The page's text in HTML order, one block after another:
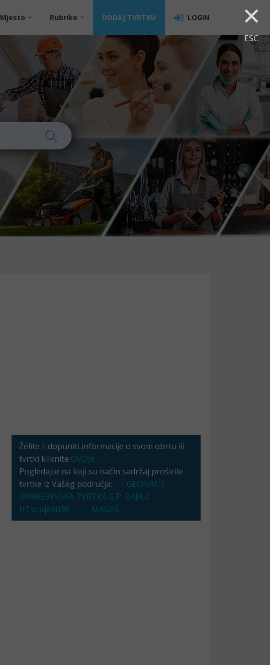
×
ESC
Mjesto Rubrike DODAJ TVRTKU LOGIN
Želite li dopuniti informacije o svom obrtu ili
tvrtki kliknite OVDJE
Pogledajte na koji su način sadržaj proširile
tvrtke iz Vašeg područja:
- GEONAUT
-
GRAĐEVINSKA TVRTKA G.P. BAJRIĆ
-
HTprojekti90
- MAGAŠ